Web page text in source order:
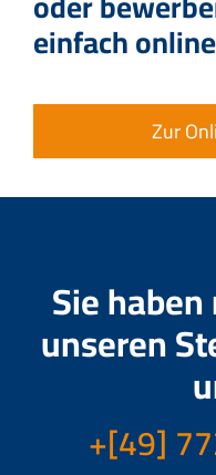
einfach
Zur
Sie
unseren
+[49]